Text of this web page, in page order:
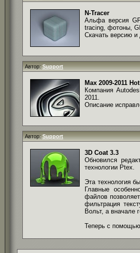
N-Tracer
Альфа версия
tracing, фотоны,
Скачать версию
Автор:Support
Max 2009-2011
Компания
2011.
Описание
Автор:Support
3D Coat 3.3
Обновился
технологии Ptex.
Эта технология
Главные
файлов
фильтрация
Вольт, а вначале
Теперь с помощью